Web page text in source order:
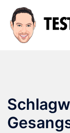
Inhalt
springen